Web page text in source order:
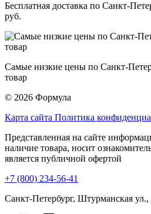
Бесплатная доставка по Санкт-
руб.
Самые низкие цены по Санкт-
товар
© 2026 Формула
Карта сайта Политика
Представленная на сайте
наличие товара, носит
является публичной офертой
+7 (800) 234-56-41
Санкт-Петербург, Штурманская ул.,